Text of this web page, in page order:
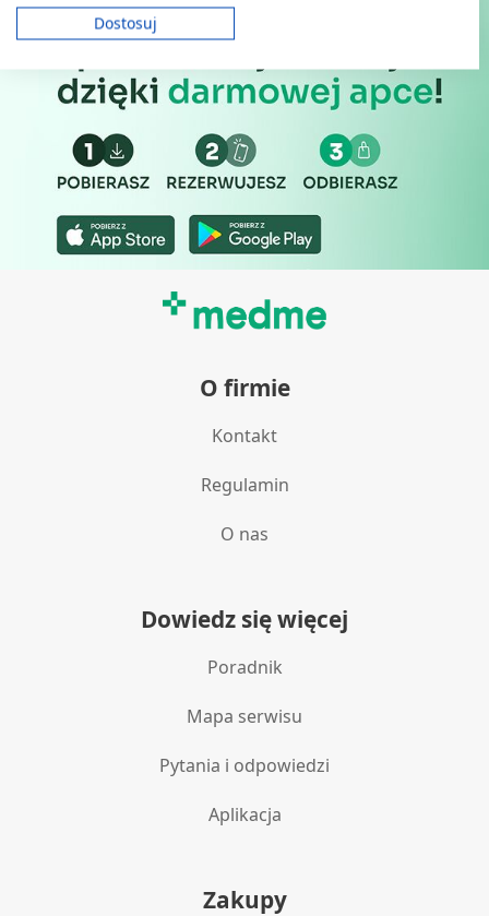
O firmie
Kontakt
Regulamin
O nas
Dowiedz się więcej
Poradnik
Mapa serwisu
Pytania i odpowiedzi
Aplikacja
Zakupy
Twoja zgoda i polityka cookie dotyczą wyłącznie tej witryny/aplikacji.
Wyświetl listę partnerów (11 dostawców IAB)
Cele przetwarzania IAB:
lub dostęp do nich
Wykorzystywanie ograniczonych danych do
Tworzenie profili w celu
spersonalizowanych reklam
Wykorzystanie profili do wyboru
spersonalizowanych reklam
Tworzenie profili w celu personalizacji treści
spersonalizowanych treści
Pomiar efektywności reklam
Pomiar efektywności treści
Użycie dokładnych danych
Cele przetwarzania inne niż IAB:
Dostosuj